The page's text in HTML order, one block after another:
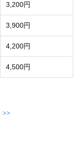
3,200円
3,900円
4,200円
4,500円
>>